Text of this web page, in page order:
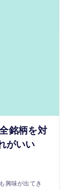
銘柄を対
がいい
興味が出てき